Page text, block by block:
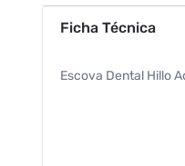
Ficha Técnica
Escova Dental Hillo